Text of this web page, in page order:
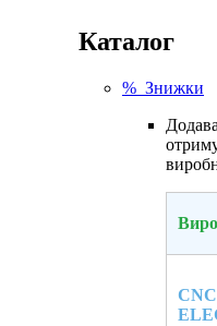
Каталог
% Знижки
CNC